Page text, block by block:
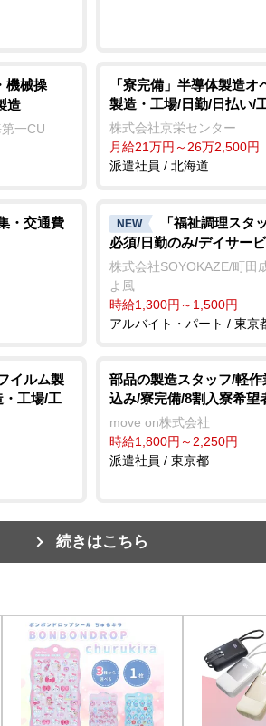
機械操
造
一CU
「寮完備」半導体製造
製造・工場/日勤/日払い/
株式会社京栄センター
月給21万円～26万2,500円
派遣社員 / 北海道
・交通費
NEW
「福祉調理スタ
必須/日勤のみ/デイサー
株式会社SOYOKAZE/町田
よ風
時給1,300円～1,500円
アルバイト・パート / 東京
イルム製
工場/工
部品の製造スタッフ/軽
込み/寮完備/8割入寮希望
move on株式会社
時給1,800円～2,250円
派遣社員 / 東京都
続きはこちら